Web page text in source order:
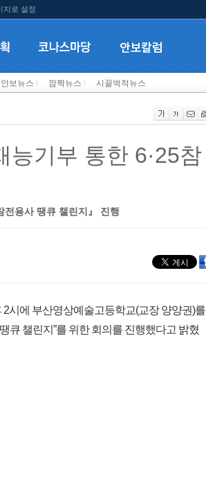
지로 설정
안보뉴스 깜짝뉴스 시끌벅적뉴스
능기부 통한 6·25참
전용사 땡큐 챌린지』 진행
시에 부산영상예술고등학교(교장 양양권)를
큐 챌린지”를 위한 회의를 진행했다고 밝혔